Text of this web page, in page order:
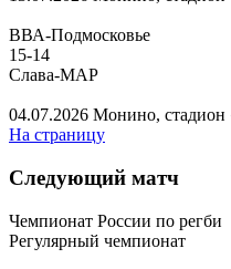
ВВА-Подмосковье
15-14
Слава-МАР
04.07.2026 Монино,
На страницу
Следующий матч
Чемпионат России по регби
Регулярный чемпионат